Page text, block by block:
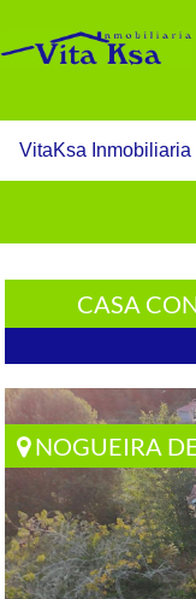
VitaKsa Inmobiliaria
CASA
NOGUEIRA